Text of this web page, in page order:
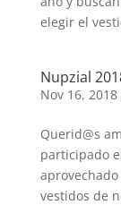
elegir el
Nupzial
Nov 16, 2018
Querid@s
participado
vestidos de